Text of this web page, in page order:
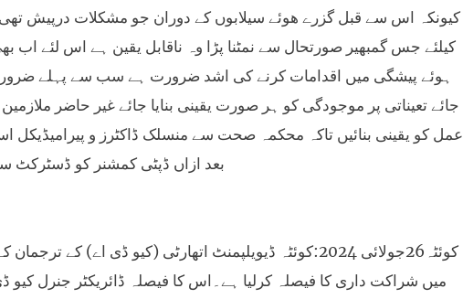
کیونکہ اس سے قبل گزرے ھوئے سیلابوں کے دوران جو مشکلات درپیش
کیلئے جس گمبھیر صورتحال سے نمٹنا پڑا وہ ناقابل یقین ہے اس لئے
ہوئے پیشگی میں اقدامات کرنے کی اشد ضرورت ہے سب سے پہلے ضروری
جائے تعیناتی پر موجودگی کو ہر صورت یقینی بنایا جائے غیر حاضر
عمل کو یقینی بنائیں تاکہ محکمہ صحت سے منسلک ڈاکٹرز و پیرامیڈیکل
بعد ازاں ڈپٹی کمشنر کو ڈسٹرکٹ
کوئٹہ26جولائی 2024:کوئٹہ ڈیویلپمنٹ اتھارٹی (کیو ڈی
میں شراکت داری کا فیصلہ کرلیا ہے۔اس کا فیصلہ ڈائریکٹر جنرل